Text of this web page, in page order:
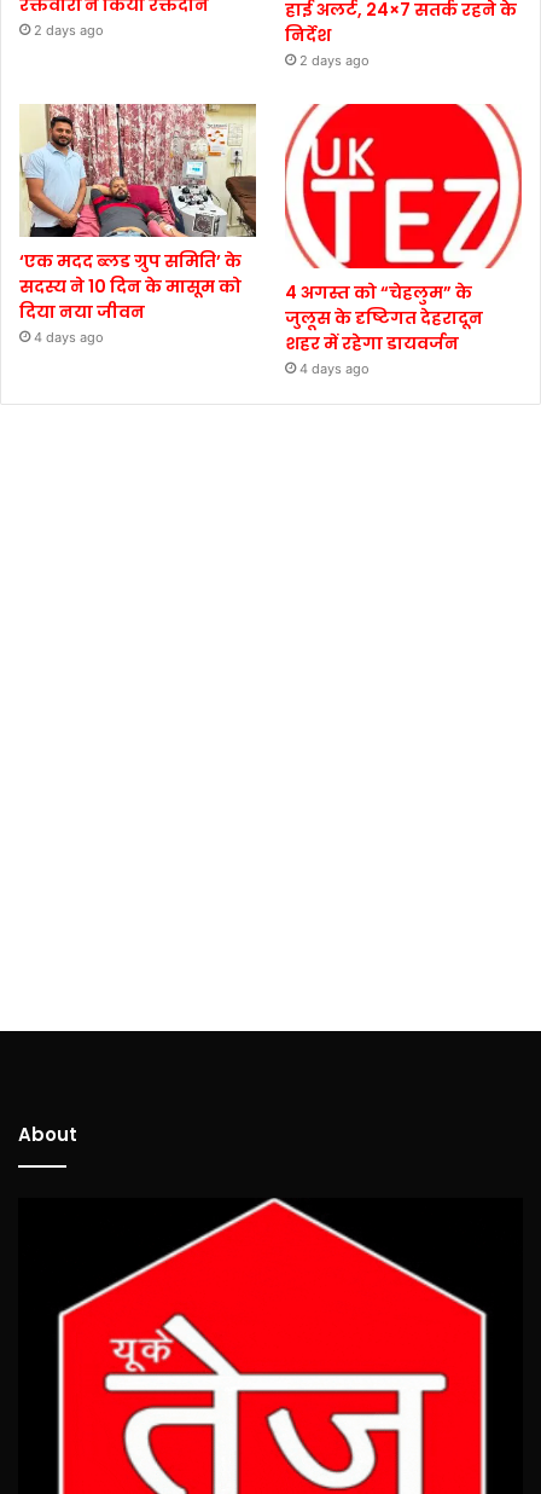
2 days ago
हाई अलर्ट, 24×7 सतर्क रहने के
निर्देश
2 days ago
‘एक मदद ब्लड ग्रुप समिति’ के
सदस्य ने 10 दिन के मासूम को
दिया नया जीवन
4 days ago
4 अगस्त को “चेहलुम” के
जुलूस के दृष्टिगत देहरादून
शहर में रहेगा डायवर्जन
4 days ago
About